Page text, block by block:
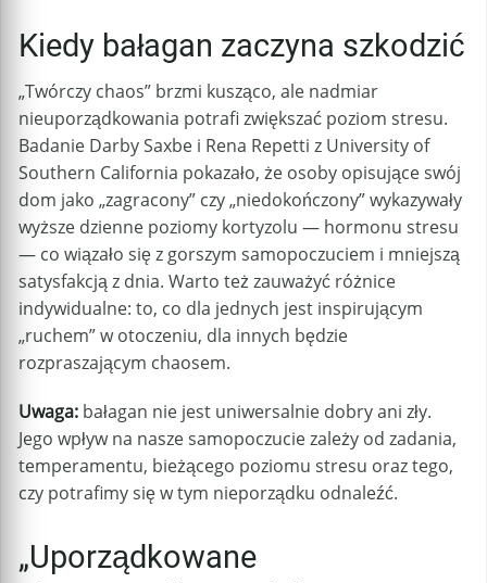
Kiedy bałagan zaczyna szkodzić
„Twórczy chaos” brzmi kusząco, ale nadmiar
nieuporządkowania potrafi zwiększać poziom stresu.
Badanie Darby Saxbe i Rena Repetti z University of
Southern California pokazało, że osoby opisujące swój
dom jako „zagracony” czy „niedokończony” wykazywały
wyższe dzienne poziomy kortyzolu — hormonu stresu
— co wiązało się z gorszym samopoczuciem i mniejszą
satysfakcją z dnia. Warto też zauważyć różnice
indywidualne: to, co dla jednych jest inspirującym
„ruchem” w otoczeniu, dla innych będzie
rozpraszającym chaosem.
Uwaga: bałagan nie jest uniwersalnie dobry ani zły.
Jego wpływ na nasze samopoczucie zależy od zadania,
temperamentu, bieżącego poziomu stresu oraz tego,
czy potrafimy się w tym nieporządku odnaleźć.
„Uporządkowane